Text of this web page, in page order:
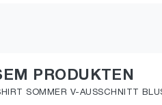
PRODUKTEN
SOMMER V-AUSSCHNITT